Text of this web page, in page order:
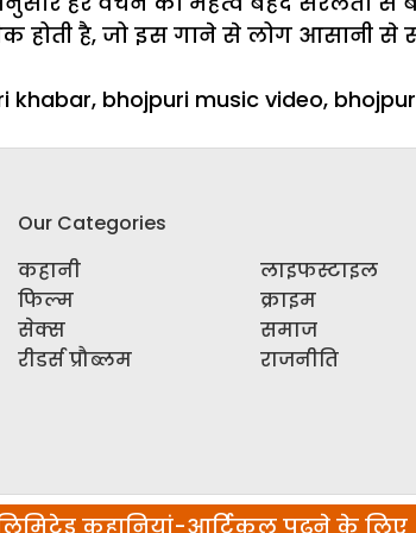
होती है, जो इस गाने से लोग
khabar, bhojpuri music video,
Our Categories
कहानी
फिल्म
सेक्स
रीडर्स प्रौब्लम
लाइफस्टाइल
क्राइम
समाज
राजनीति
कहानियां-आर्टिकल पढ़ने के लिए